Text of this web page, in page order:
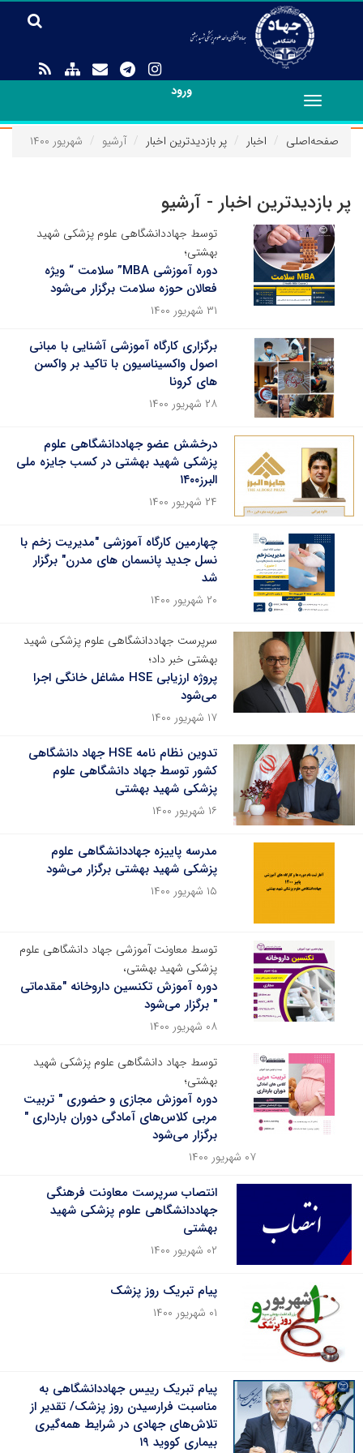
ورود
Toggle
navigation
صفحه‌اصلی
اخبار پر بازدیدترین اخبار آرشیو شهریور ۱۴۰۰
پر بازدیدترین اخبار - آرشیو
توسط جهاددانشگاهی علوم پزشکی شهید
بهشتی؛
دوره‌ آموزشی MBA” سلامت “ ویژه
فعالان حوزه سلامت برگزار می‌شود
۳۱ شهریور ۱۴۰۰
برگزاری کارگاه آموزشی آشنایی با مبانی
اصول واکسیناسیون با تاکید بر واکسن
های کرونا
۲۸ شهریور ۱۴۰۰
درخشش عضو جهاددانشگاهی علوم
پزشکی شهید بهشتی در کسب جایزه ملی
البرز۱۴۰۰
۲۴ شهریور ۱۴۰۰
چهارمین کارگاه آموزشی "مدیریت زخم با
نسل جدید پانسمان های مدرن" برگزار
شد
۲۰ شهریور ۱۴۰۰
سرپرست جهاددانشگاهی علوم پزشکی شهید
بهشتی خبر داد؛
پروژه ارزیابی HSE مشاغل خانگی اجرا
می‌شود
۱۷ شهریور ۱۴۰۰
تدوین نظام نامه HSE جهاد دانشگاهی
کشور توسط جهاد دانشگاهی علوم
پزشکی شهید بهشتی
۱۶ شهریور ۱۴۰۰
مدرسه پاییزه جهاددانشگاهی علوم
پزشکی شهید بهشتی برگزار می‌شود
۱۵ شهریور ۱۴۰۰
توسط معاونت آموزشی جهاد دانشگاهی علوم
پزشکی شهید بهشتی،
دوره آموزش تکنسین داروخانه "مقدماتی
" برگزار می‌شود
۰۸ شهریور ۱۴۰۰
توسط جهاد دانشگاهی علوم پزشکی شهید
بهشتی؛
دوره آموزش مجازی و حضوری " تربیت
مربی کلاس‌های آمادگی دوران بارداری "
برگزار می‌شود
۰۷ شهریور ۱۴۰۰
انتصاب سرپرست معاونت فرهنگی
جهاددانشگاهی علوم پزشکی شهید
بهشتی
۰۲ شهریور ۱۴۰۰
پیام تبریک روز پزشک
۰۱ شهریور ۱۴۰۰
پیام تبریک رییس جهاددانشگاهی به
مناسبت فرارسیدن روز پزشک/ تقدیر از
تلاش‌های جهادی در شرایط همه‌گیری
بیماری کووید ۱۹